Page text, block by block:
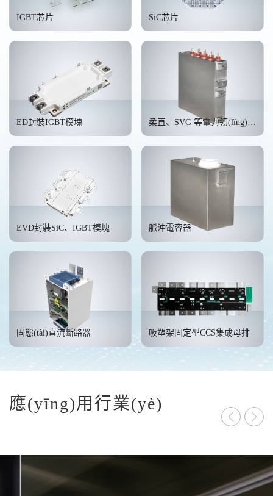
IGBT芯片 SiC芯片
ED封裝IGBT模塊 柔直、SVG 等電力領(lǐng)域用直流支撐電容器
EVD封裝SiC、IGBT模塊 脈沖電容器
固態(tài)直流斷路器 吸塑架固定型CCS集成母排
應(yīng)用行業(yè)